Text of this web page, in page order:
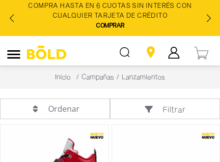
COMPRA HASTA EN 6 CUOTAS SIN INTERÉS CON
CUALQUIER TARJETA DE CRÉDITO
COMPRAR
Inicio Campañas Lanzamientos
Ordenar Filtrar